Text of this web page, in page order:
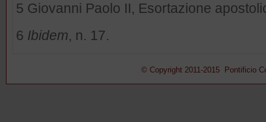
5 Giovanni Paolo II, Esortazione
6 Ibidem, n. 17.
© Copyright 2011-2015 Pontificio